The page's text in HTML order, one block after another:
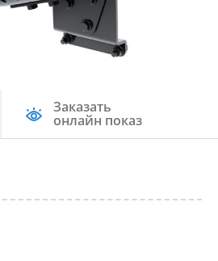
Заказать
онлайн показ